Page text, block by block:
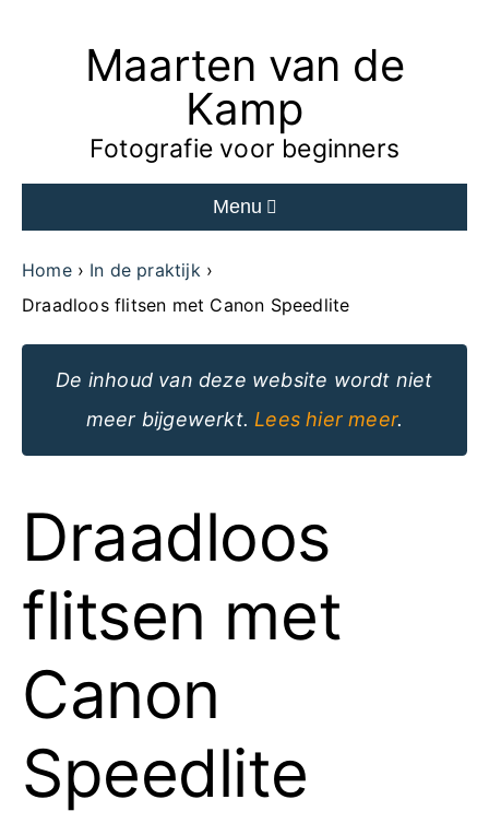
Maarten van de
Kamp
Fotografie voor beginners
Menu
Home
In de praktijk
Draadloos flitsen met Canon Speedlite
De inhoud van deze website wordt niet
meer bijgewerkt. Lees hier meer.
Draadloos
flitsen met
Canon
Speedlite